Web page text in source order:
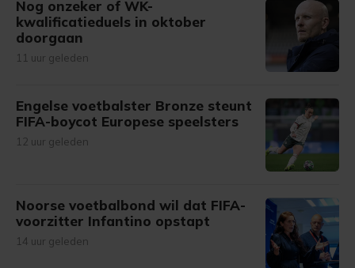
Nog onzeker of WK-
kwalificatieduels in oktober
doorgaan
11 uur geleden
Engelse voetbalster Bronze steunt
FIFA-boycot Europese speelsters
12 uur geleden
Noorse voetbalbond wil dat FIFA-
voorzitter Infantino opstapt
14 uur geleden